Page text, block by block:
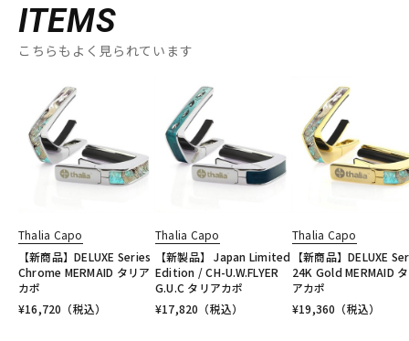
ITEMS
こちらもよく見られています
Thalia Capo
【新商品】DELUXE Series
Chrome MERMAID タリア
カポ
¥16,720 （税込）
Thalia Capo
【新製品】 Japan Limited
Edition / CH-U.W.FLYER
G.U.C タリアカポ
¥17,820 （税込）
Thalia Capo
【新商品】DELUXE
24K Gold MERMAID
アカポ
¥19,360 （税込）